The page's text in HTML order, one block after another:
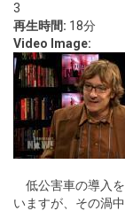
3
再生時間: 18分
Video Image:
低公害車の導入
いますが、その渦